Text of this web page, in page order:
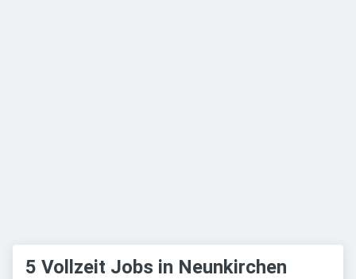
5 Vollzeit Jobs in Neunkirchen